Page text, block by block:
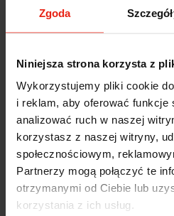
Zgoda
Niniejsza strona korzysta z
Wykorzystujemy pliki cookie
i reklam, aby oferować funkcje
analizować ruch w naszej
korzystasz z naszej witryny,
społecznościowym,
Partnerzy mogą połączyć te
otrzymanymi od Ciebie lub
korzystania z ich usług.
5
Zostałem świetnie obsłużony.
wczoraj
Alicja
5
Jestem zaskoczona, że ta
szybko. Paczka dotarła cała i
sprawnie, bez problemów.